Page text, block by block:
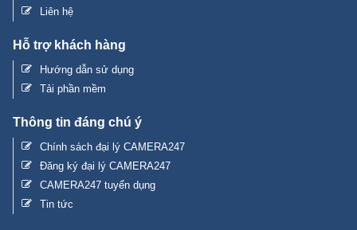
Liên hệ
Hỗ trợ khách hàng
Hướng dẫn sử dụng
Tải phần mềm
Thông tin đáng chú ý
Chính sách đại lý CAMERA247
Đăng ký đại lý CAMERA247
CAMERA247 tuyển dụng
Tin tức